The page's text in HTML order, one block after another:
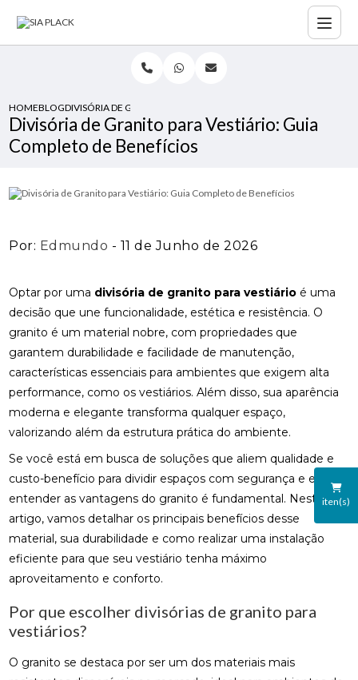
iten(s)
HOMEBLOGDIVISÓRIA DE GRANITO PARA VESTIÁRIO: GUIA COMPLETO DE
Divisória de Granito para Vestiário: Guia
Completo de Benefícios
Por: Edmundo - 11 de Junho de 2026
Optar por uma divisória de granito para vestiário é uma
decisão que une funcionalidade, estética e resistência. O
granito é um material nobre, com propriedades que
garantem durabilidade e facilidade de manutenção,
características essenciais para ambientes que exigem alta
performance, como os vestiários. Além disso, sua aparência
moderna e elegante transforma qualquer espaço,
valorizando além da estrutura prática do ambiente.
Se você está em busca de soluções que aliem qualidade e
custo-benefício para dividir espaços com segurança e estilo,
entender as vantagens do granito é fundamental. Neste
artigo, vamos detalhar os principais benefícios desse
material, sua durabilidade e como realizar uma instalação
eficiente para que seu vestiário tenha máximo
aproveitamento e conforto.
Por que escolher divisórias de granito para
vestiários?
O granito se destaca por ser um dos materiais mais